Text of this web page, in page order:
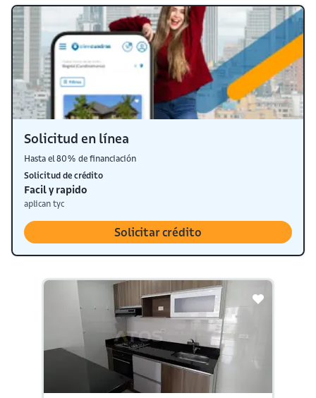
Solicitud en línea
Hasta el 80% de financiación
Solicitud de crédito
Facil y rapido
aplican tyc
Solicitar crédito